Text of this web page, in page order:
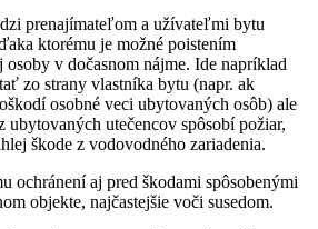
prenajímateľom a užívateľmi bytu
ktorému je možné poistením
v dočasnom nájme. Ide napríklad
zo strany vlastníka bytu (napr. ak
osobné veci ubytovaných osôb) ale
ubytovaných utečencov spôsobí požiar,
škode z vodovodného zariadenia.
ochránení aj pred škodami spôsobenými
objekte, najčastejšie voči susedom.